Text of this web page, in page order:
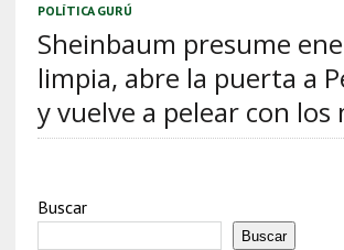
POLÍTICA GURÚ
Sheinbaum presume
limpia, abre la puerta a
y vuelve a pelear con los
Buscar
Buscar